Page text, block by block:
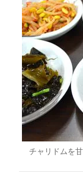
チャリドムを